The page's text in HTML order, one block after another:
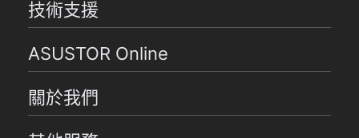
技術支援
ASUSTOR Online
關於我們